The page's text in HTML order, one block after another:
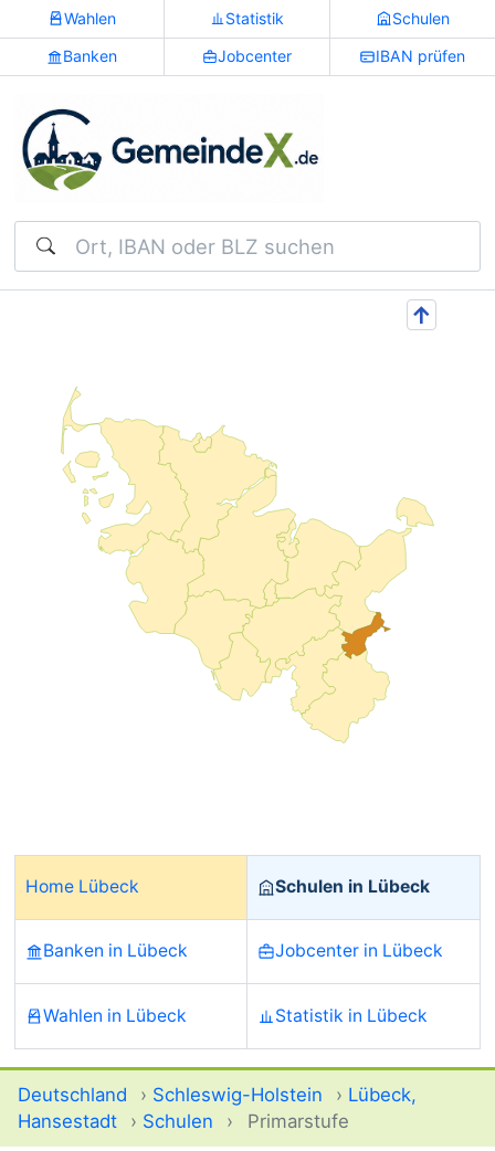
Wahlen Statistik Schulen
Banken Jobcenter IBAN prüfen
Suchen
↑
Home Lübeck Schulen in Lübeck
Banken in Lübeck Jobcenter in Lübeck
Wahlen in Lübeck Statistik in Lübeck
Deutschland › Schleswig-Holstein › Lübeck,
Hansestadt
› Schulen › Primarstufe